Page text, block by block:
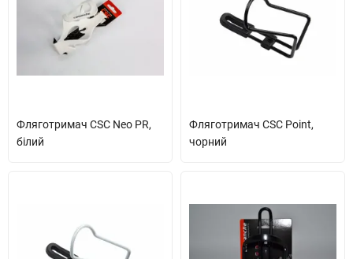
Фляготримач CSC Neo PR,
білий
Фляготримач CSC Point,
чорний